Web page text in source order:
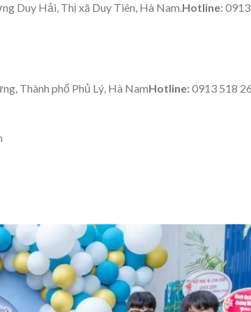
Duy Hải, Thị xã Duy Tiên, Hà Nam. Hotline: 0913
Thành phố Phủ Lý, Hà NamHotline:0913 518